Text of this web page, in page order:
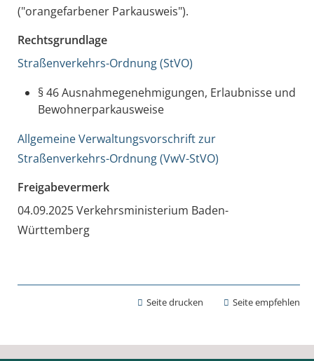
("orangefarbener Parkausweis").
Rechtsgrundlage
Straßenverkehrs-Ordnung (StVO)
§ 46 Ausnahmegenehmigungen, Erlaubnisse und
Bewohnerparkausweise
Allgemeine Verwaltungsvorschrift zur
Straßenverkehrs-Ordnung (VwV-StVO)
Freigabevermerk
04.09.2025 Verkehrsministerium Baden-
Württemberg
Seite drucken Seite empfehlen